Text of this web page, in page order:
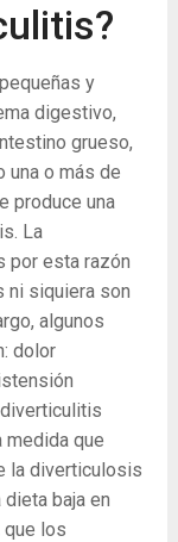
y
digestivo,
grueso,
una o más de
produce una
La
por esta razón
ni siquiera son
algunos
dolor
que
la diverticulosis
baja en
que los